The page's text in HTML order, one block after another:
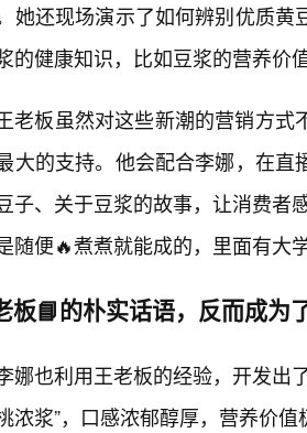
她还现场演示了如何辨别优质
的健康知识，比如豆浆的营养价
老板虽然对这些新潮的营销方
大的支持。他会配合李娜，在
子、关于豆浆的故事，让消费者
随便🔥煮煮就能成的，里面有大
板📘的朴实话语，反而成为
娜也利用王老板的经验，开发出
浓浆”，口感浓郁醇厚，营养价